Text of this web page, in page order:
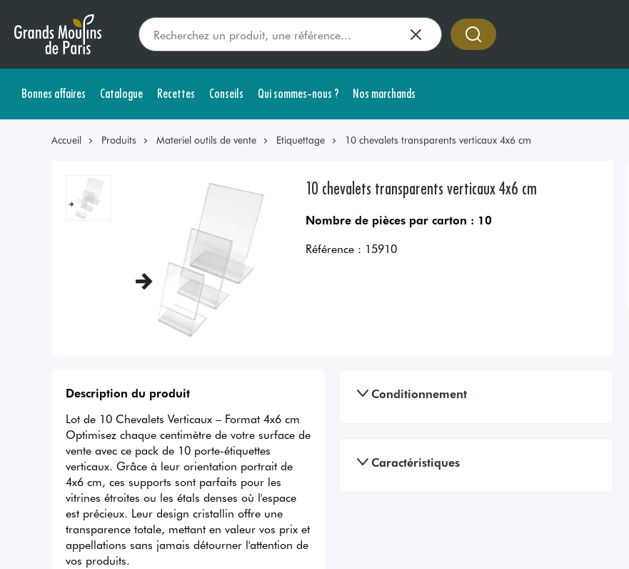
Bonnes affaires Catalogue Recettes Conseils Qui sommes-nous ? Nos marchands
Accueil Produits Materiel outils de vente Etiquettage 10 chevalets transparents verticaux 4x6 cm
10 chevalets transparents verticaux 4x6 cm
Nombre de pièces par carton : 10
Référence : 15910
Description du produit
Lot de 10 Chevalets Verticaux – Format 4x6 cm
Optimisez chaque centimètre de votre surface de
vente avec ce pack de 10 porte-étiquettes
verticaux. Grâce à leur orientation portrait de
4x6 cm, ces supports sont parfaits pour les
vitrines étroites ou les étals denses où l'espace
est précieux. Leur design cristallin offre une
transparence totale, mettant en valeur vos prix et
appellations sans jamais détourner l'attention de
vos produits.
Conditionnement
Caractéristiques